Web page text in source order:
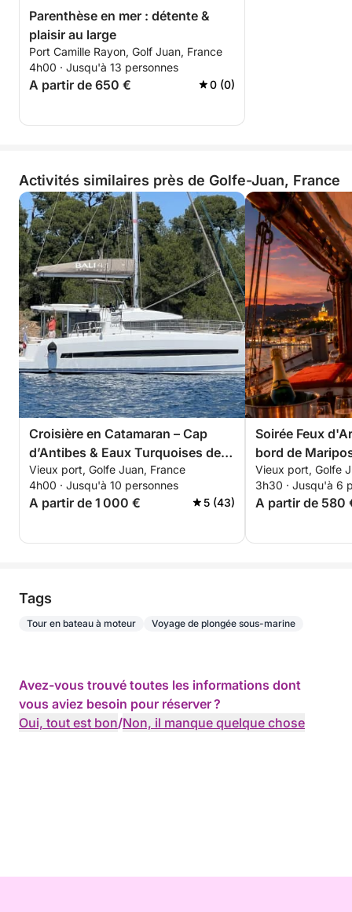
Parenthèse en mer : détente &
plaisir au large
Port Camille Rayon, Golf Juan, France
4h00 · Jusqu'à 13 personnes
A partir de 650 € 0 (0)
Activités similaires près de Golfe-Juan, France
Croisière en Catamaran – Cap
d’Antibes & Eaux Turquoises de la
Côte d’Azur
Vieux port, Golfe Juan, France
4h00 · Jusqu'à 10 personnes
A partir de 1 000 € 5 (43)
Soirée Feux
bord de
offert.
Vieux port, Golfe
3h30 · Jusqu'à 6
A partir de 580
Tags
Tour en bateau à moteur Voyage de plongée sous-marine
Avez-vous trouvé toutes les informations dont
vous aviez besoin pour réserver ?
Oui, tout est bon/Non, il manque quelque chose